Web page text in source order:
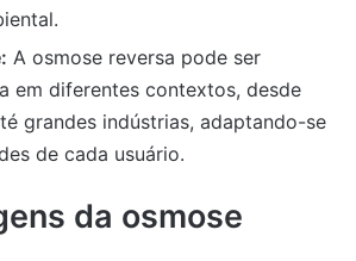
A osmose reversa pode ser
em diferentes contextos, desde
grandes indústrias, adaptando-se
de cada usuário.
da osmose